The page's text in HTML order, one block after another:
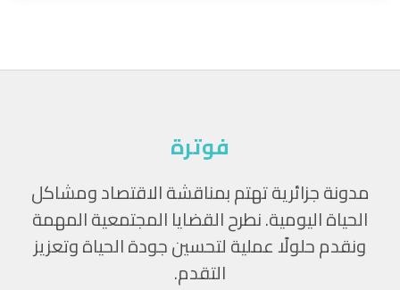
فوترة
مدونة جزائرية تهتم بمناقشة الاقتصاد ومشاكل
الحياة اليومية. نطرح القضايا المجتمعية المهمة
ونقدم حلولًا عملية لتحسين جودة الحياة وتعزيز
التقدم.